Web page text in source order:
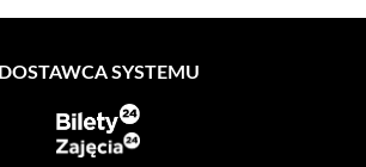
DOSTAWCA SYSTEMU